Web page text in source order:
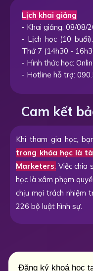
Đăng ký khoá học
Lịch khai giảng
- Khai giảng: 08/08/
- Lịch học (10
Thứ 7 (14h30 -
- Hình thức học:
- Hotline hỗ trợ:
Khi tham gia học,
trong khóa học là
Marketers Việc chia
học là xâm phạm
chịu mọi trách nhiệm
226 bộ luật hình sự.
Cam kết